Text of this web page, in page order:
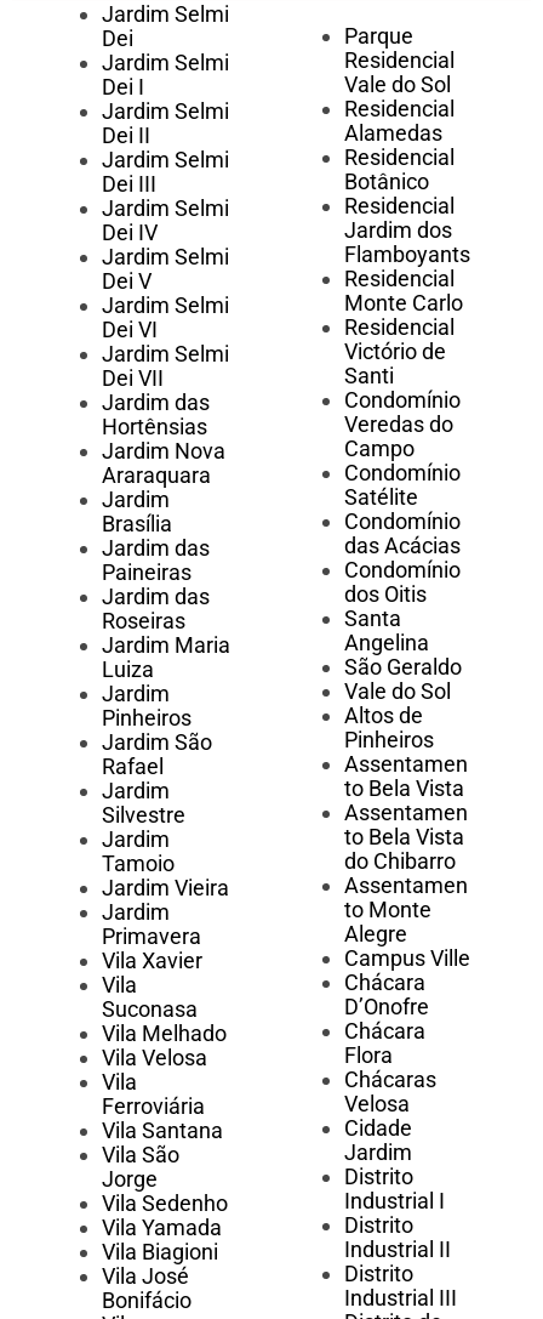
Jardim Selmi
Dei
Jardim Selmi
Dei I
Jardim Selmi
Dei II
Jardim Selmi
Dei III
Jardim Selmi
Dei IV
Jardim Selmi
Dei V
Jardim Selmi
Dei VI
Jardim Selmi
Dei VII
Jardim das
Hortênsias
Jardim Nova
Araraquara
Jardim
Brasília
Jardim das
Paineiras
Jardim das
Roseiras
Jardim Maria
Luiza
Jardim
Pinheiros
Jardim São
Rafael
Jardim
Silvestre
Jardim
Tamoio
Jardim Vieira
Jardim
Primavera
Vila Xavier
Vila
Suconasa
Vila Melhado
Vila Velosa
Vila
Ferroviária
Vila Santana
Vila São
Jorge
Vila Sedenho
Vila Yamada
Vila Biagioni
Vila José
Bonifácio
Parque
Residencial
Vale do Sol
Residencial
Alamedas
Residencial
Botânico
Residencial
Jardim dos
Flamboyants
Residencial
Monte Carlo
Residencial
Victório de
Santi
Condomínio
Veredas do
Campo
Condomínio
Satélite
Condomínio
das Acácias
Condomínio
dos Oitis
Santa
Angelina
São Geraldo
Vale do Sol
Altos de
Pinheiros
Assentamen
to Bela Vista
Assentamen
to Bela Vista
do Chibarro
Assentamen
to Monte
Alegre
Campus Ville
Chácara
D’Onofre
Chácara
Flora
Chácaras
Velosa
Cidade
Jardim
Distrito
Industrial I
Distrito
Industrial II
Distrito
Industrial III